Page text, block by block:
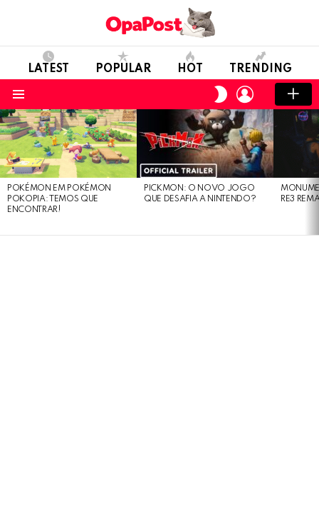
LATEST POPULAR HOT TRENDING
SWITCH
SKIN
LOGIN
LATEST
STORIES
POKÉMON EM POKÉMON
POKOPIA: TEMOS QUE
ENCONTRAR!
PICKMON: O NOVO JOGO
QUE DESAFIA A NINTENDO?
RE3